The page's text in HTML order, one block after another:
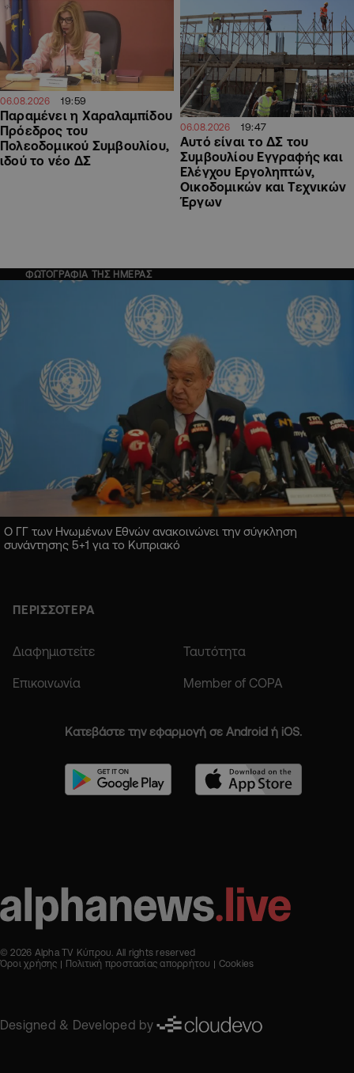
06.08.2026 19:59
Παραμένει η Χαραλαμπίδου
Πρόεδρος του
Πολεοδομικού Συμβουλίου,
ιδού το νέο ΔΣ
06.08.2026 19:47
Αυτό είναι το ΔΣ του
Συμβουλίου Εγγραφής και
Ελέγχου Εργοληπτών,
Οικοδομικών και Τεχνικών
Έργων
ΦΩΤΟΓΡΑΦΙΑ ΤΗΣ ΗΜΕΡΑΣ
Ο ΓΓ των Ηνωμένων Εθνών ανακοινώνει την σύγκληση
συνάντησης 5+1 για το Κυπριακό
ΠΕΡΙΣΣΟΤΕΡΑ
Διαφημιστείτε Ταυτότητα
Επικοινωνία Member of COPA
Κατεβάστε την εφαρμογή σε Android ή iOS.
© 2026 Alpha TV Κύπρου. All rights reserved
Όροι χρήσης
Πολιτική προστασίας απορρήτου Cookies
Designed & Developed by